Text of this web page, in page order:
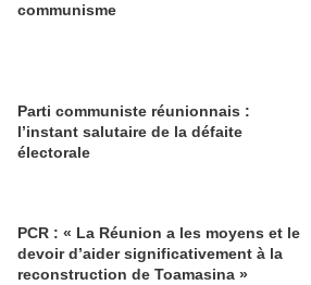
communisme
Parti communiste réunionnais :
l’instant salutaire de la défaite
électorale
PCR : « La Réunion a les moyens et le
devoir d’aider significativement à la
reconstruction de Toamasina »